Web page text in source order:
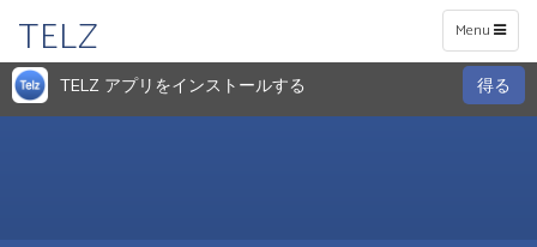
Toggle
navigation
Menu
TELZ
TELZ アプリをインストールする 得る